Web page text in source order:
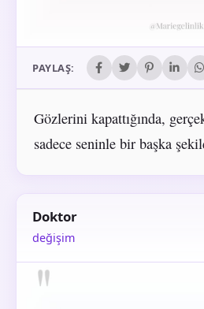
PAYLAŞ:
Gözlerini kapattığında,
sadece seninle bir başka
Doktor
değişim